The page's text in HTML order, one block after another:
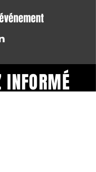
INFORMÉ